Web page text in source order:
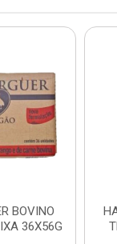
BOVINO
36X56G